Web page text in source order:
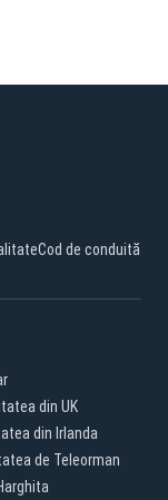
Cod de conduită
din UK
din Irlanda
de Teleorman